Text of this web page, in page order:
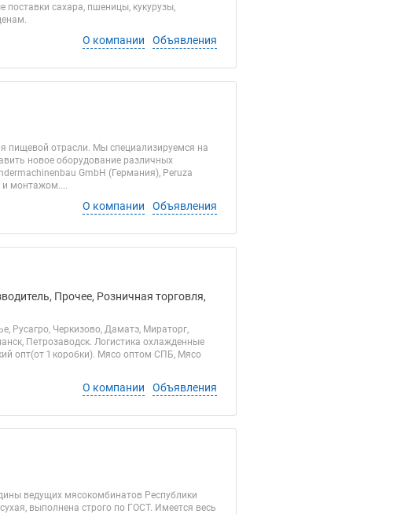
поставки сахара, пшеницы, кукурузы,
О компании Объявления
пищевой отрасли. Мы специализируемся на
новое оборудование различных
GmbH (Германия), Peruza
и монтажом....
О компании Объявления
Прочее, Розничная торговля,
Русагро, Черкизово, Даматэ, Мираторг,
Петрозаводск. Логистика охлажденные
опт(от 1 коробки). Мясо оптом СПБ, Мясо
О компании Объявления
ведущих мясокомбинатов Республики
выполнена строго по ГОСТ. Имеется весь